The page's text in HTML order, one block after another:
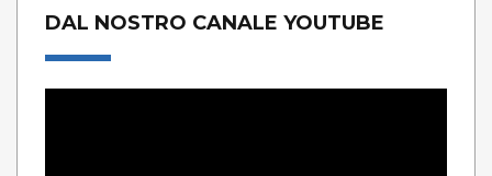
DAL NOSTRO CANALE YOUTUBE